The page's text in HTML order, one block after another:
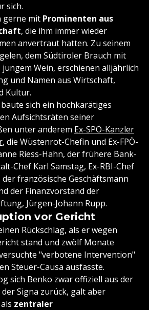
sich.
gerne mit Prominenten aus
, die ihm immer wieder
anvertraut hatten. Zu seinem
dem Südtiroler Brauch mit
Wein, erschienen alljährlich
und Namen aus Wirtschaft,
Kultur.
sich ein hochkarätiges
Aufsichtsräten seiner
unter anderem Ex-SPÖ-Kanzler
, die Wüstenrot-Chefin und Ex-FPÖ-
Riess-Hahn, der frühere Bank-
Chef Karl Samstag, Ex-RBI-Chef
der französische Geschäftsmann
der Finanzvorstand der
Jürgen-Johann Rupp.
vor Gericht
Rückschlag, als er wegen
stand und zwölf Monate
"verbotene Intervention"
Steuer-Causa ausfasste.
sich Benko zwar offiziell aus der
Signa zurück, galt aber
zentraler